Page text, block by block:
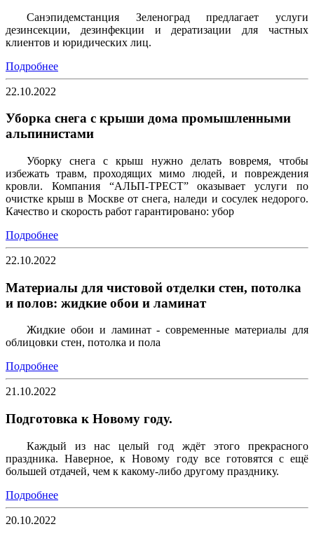
Санэпидемстанция Зеленоград предлагает услуги
дезинсекции, дезинфекции и дератизации для частных
клиентов и юридических лиц.
Подробнее
22.10.2022
Уборка снега с крыши дома промышленными
альпинистами
Уборку снега с крыш нужно делать вовремя, чтобы
избежать травм, проходящих мимо людей, и повреждения
кровли. Компания “АЛЬП-ТРЕСТ” оказывает услуги по
очистке крыш в Москве от снега, наледи и сосулек недорого.
Качество и скорость работ гарантировано: убор
Подробнее
22.10.2022
Материалы для чистовой отделки стен, потолка
и полов: жидкие обои и ламинат
Жидкие обои и ламинат - современные материалы для
облицовки стен, потолка и пола
Подробнее
21.10.2022
Подготовка к Новому году.
Каждый из нас целый год ждёт этого прекрасного
праздника. Наверное, к Новому году все готовятся с ещё
большей отдачей, чем к какому-либо другому празднику.
Подробнее
20.10.2022